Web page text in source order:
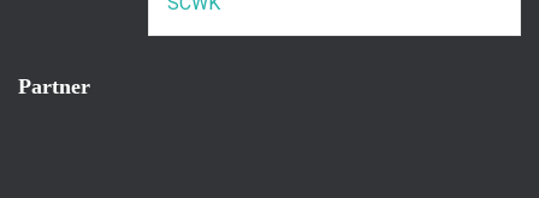
Partner